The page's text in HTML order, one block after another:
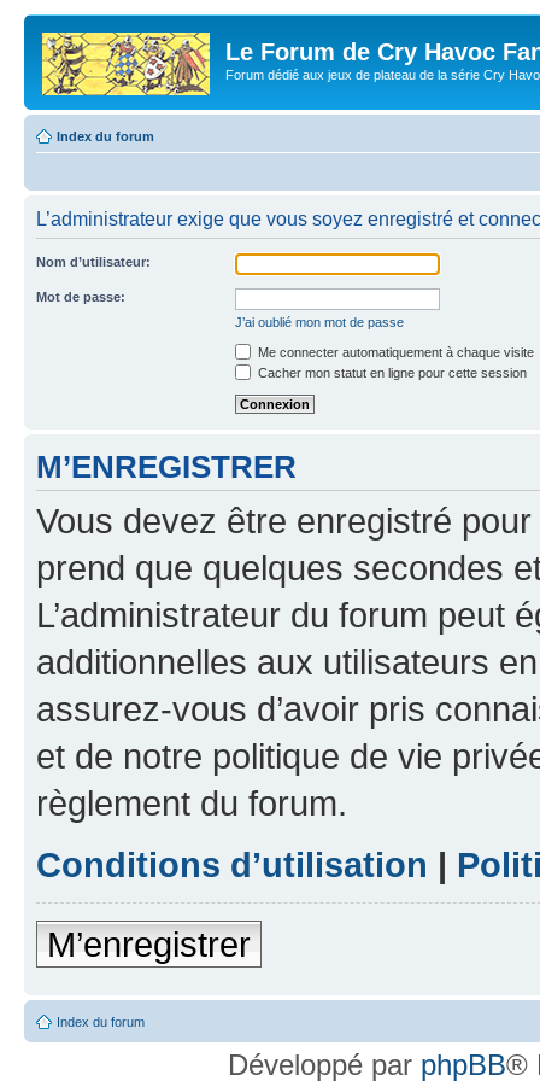
Le Forum de Cry Havoc
Forum dédié aux jeux de plateau de la série Cry
Index du forum
L’administrateur exige que vous soyez enregistré et
Nom d’utilisateur:
Mot de passe:
J’ai oublié mon mot de passe
Me connecter automatiquement à chaque visite
Cacher mon statut en ligne pour cette session
M’ENREGISTRER
Vous devez être enregistré
prend que quelques secondes
L’administrateur du forum peut
additionnelles aux utilisateurs
assurez-vous d’avoir pris
et de notre politique de vie
règlement du forum.
Conditions d’utilisation |
M’enregistrer
Index du forum
Développé par phpBB®